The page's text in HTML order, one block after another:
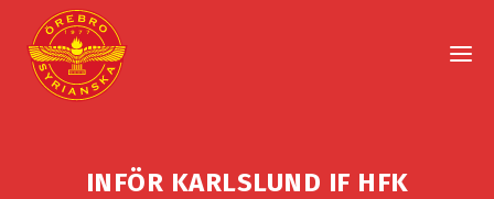
INFÖR KARLSLUND IF HFK